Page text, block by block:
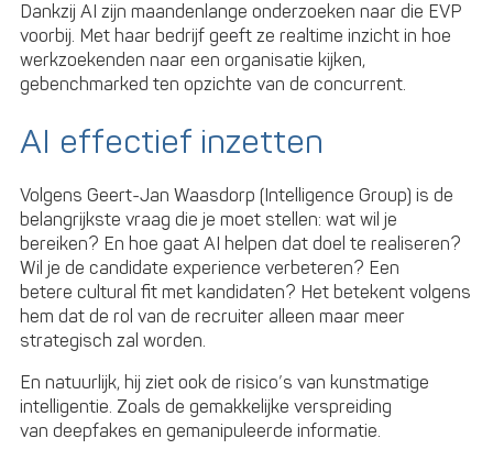
Dankzij AI zijn maandenlange onderzoeken naar die EVP
voorbij. Met haar bedrijf geeft ze realtime inzicht in hoe
werkzoekenden naar een organisatie kijken,
gebenchmarked ten opzichte van de concurrent.
AI effectief inzetten
Volgens Geert-Jan Waasdorp (Intelligence Group) is de
belangrijkste vraag die je moet stellen: wat wil je
bereiken? En hoe gaat AI helpen dat doel te realiseren?
Wil je de candidate experience verbeteren? Een
betere cultural fit met kandidaten? Het betekent volgens
hem dat de rol van de recruiter alleen maar meer
strategisch zal worden.
En natuurlijk, hij ziet ook de risico’s van kunstmatige
intelligentie. Zoals de gemakkelijke verspreiding
van deepfakes en gemanipuleerde informatie.